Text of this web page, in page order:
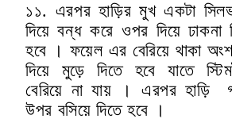
১১. এরপর হাড়ির মুখ একটা
দিয়ে বন্ধ করে ওপর দিয়ে ঢাকনা
হবে । ফয়েল এর বেরিয়ে থাকা
দিয়ে মুড়ে দিতে হবে যাতে
বেরিয়ে না যায় । এরপর হাড়ি
উপর বসিয়ে দিতে হবে ।